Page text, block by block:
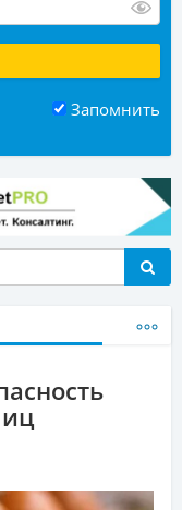
Запомнить